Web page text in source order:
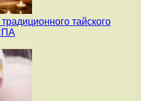
тайского